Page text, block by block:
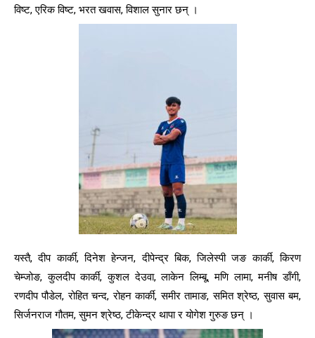
विष्ट, एरिक विष्ट, भरत खवास, विशाल सुनार छन् ।
यस्तै, दीप कार्की, दिनेश हेन्जन, दीपेन्द्र बिक, जिलेस्पी जङ कार्की, किरण
चेम्जोङ, कुलदीप कार्की, कुशल देउवा, लाकेन लिम्बू, मणि लामा, मनीष डाँगी,
रणदीप पौडेल, रोहित चन्द, रोहन कार्की, समीर तामाङ, समित श्रेष्ठ, सुवास बम,
सिर्जनराज गौतम, सुमन श्रेष्ठ, टीकेन्द्र थापा र योगेश गुरुङ छन् ।